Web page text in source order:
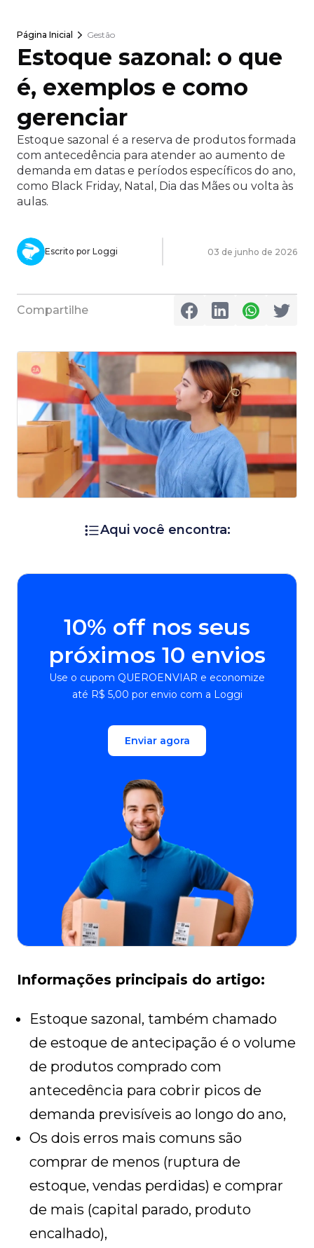
Página Inicial Gestão
Estoque sazonal: o que
é, exemplos e como
gerenciar
Estoque sazonal é a reserva de produtos formada
com antecedência para atender ao aumento de
demanda em datas e períodos específicos do ano,
como Black Friday, Natal, Dia das Mães ou volta às
aulas.
Escrito por Loggi 03 de junho de 2026
Compartilhe
Aqui você encontra:
10% off nos seus
próximos 10 envios
Use o cupom QUEROENVIAR e economize
até R$ 5,00 por envio com a Loggi
Enviar agora
Informações principais do artigo:
Estoque sazonal, também chamado
de estoque de antecipação é o volume
de produtos comprado com
antecedência para cobrir picos de
demanda previsíveis ao longo do ano,
Os dois erros mais comuns são
comprar de menos (ruptura de
estoque, vendas perdidas) e comprar
de mais (capital parado, produto
encalhado),